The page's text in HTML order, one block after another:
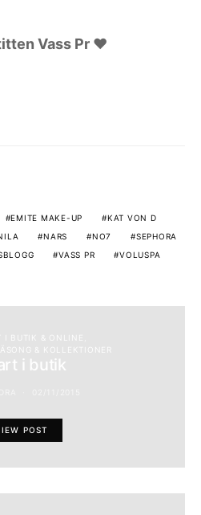
Vass Pr ♥
EMITE MAKE-UP
KAT VON D
NARS NO7
SEPHORA
VASS PR VOLUSPA
I BUTIK & ONLINE
& KOLLEKTIONER
i butik
POST